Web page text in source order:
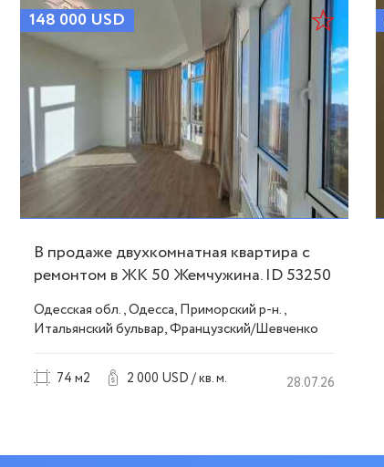
148 000 USD
В продаже двухкомнатная квартира с
ремонтом в ЖК 50 Жемчужина. ID 53250
Одесская обл., Одесса, Приморский р-н.,
Итальянский бульвар, Французский/Шевченко
74 м2 2 000 USD / кв. м. 28.07.26